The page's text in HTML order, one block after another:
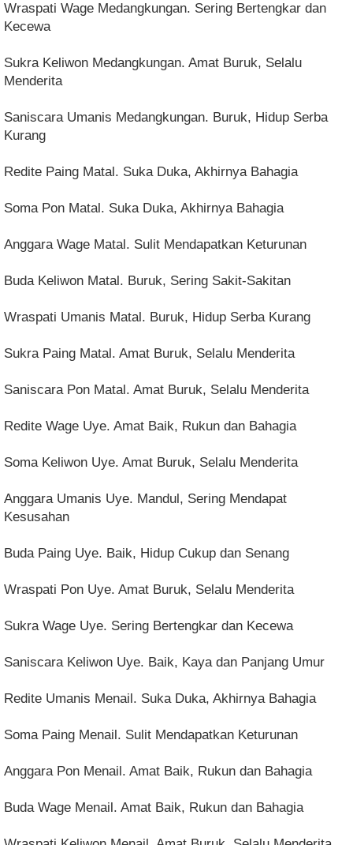
Wraspati Wage Medangkungan. Sering Bertengkar dan
Kecewa
Sukra Keliwon Medangkungan. Amat Buruk, Selalu
Menderita
Saniscara Umanis Medangkungan. Buruk, Hidup Serba
Kurang
Redite Paing Matal. Suka Duka, Akhirnya Bahagia
Soma Pon Matal. Suka Duka, Akhirnya Bahagia
Anggara Wage Matal. Sulit Mendapatkan Keturunan
Buda Keliwon Matal. Buruk, Sering Sakit-Sakitan
Wraspati Umanis Matal. Buruk, Hidup Serba Kurang
Sukra Paing Matal. Amat Buruk, Selalu Menderita
Saniscara Pon Matal. Amat Buruk, Selalu Menderita
Redite Wage Uye. Amat Baik, Rukun dan Bahagia
Soma Keliwon Uye. Amat Buruk, Selalu Menderita
Anggara Umanis Uye. Mandul, Sering Mendapat
Kesusahan
Buda Paing Uye. Baik, Hidup Cukup dan Senang
Wraspati Pon Uye. Amat Buruk, Selalu Menderita
Sukra Wage Uye. Sering Bertengkar dan Kecewa
Saniscara Keliwon Uye. Baik, Kaya dan Panjang Umur
Redite Umanis Menail. Suka Duka, Akhirnya Bahagia
Soma Paing Menail. Sulit Mendapatkan Keturunan
Anggara Pon Menail. Amat Baik, Rukun dan Bahagia
Buda Wage Menail. Amat Baik, Rukun dan Bahagia